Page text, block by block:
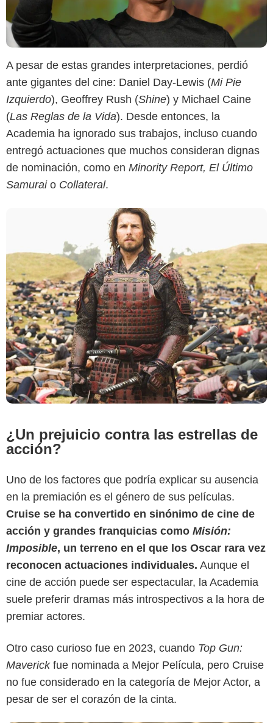
A pesar de estas grandes interpretaciones, perdió
ante gigantes del cine: Daniel Day-Lewis (Mi Pie
Izquierdo), Geoffrey Rush (Shine) y Michael Caine
(Las Reglas de la Vida). Desde entonces, la
Academia ha ignorado sus trabajos, incluso cuando
entregó actuaciones que muchos consideran dignas
de nominación, como en Minority Report, El Último
Samurai o Collateral.
Google
¿Un prejuicio contra las estrellas de
acción?
Uno de los factores que podría explicar su ausencia
en la premiación es el género de sus películas.
Cruise se ha convertido en sinónimo de cine de
acción y grandes franquicias como Misión:
Imposible, un terreno en el que los Oscar rara vez
reconocen actuaciones individuales. Aunque el
cine de acción puede ser espectacular, la Academia
suele preferir dramas más introspectivos a la hora de
premiar actores.
Otro caso curioso fue en 2023, cuando Top Gun:
Maverickfue nominada a Mejor Película, pero Cruise
no fue considerado en la categoría de Mejor Actor, a
pesar de ser el corazón de la cinta.
Google